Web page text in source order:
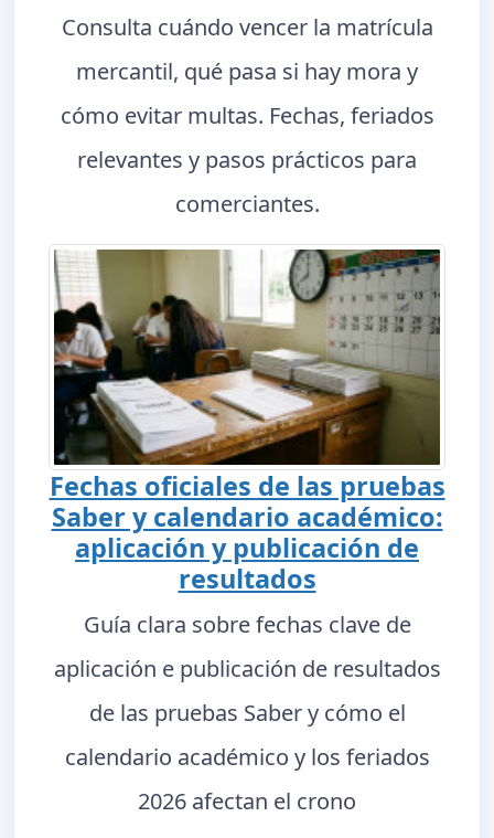
Consulta cuándo vencer la matrícula
mercantil, qué pasa si hay mora y
cómo evitar multas. Fechas, feriados
relevantes y pasos prácticos para
comerciantes.
Fechas oficiales de las pruebas
Saber y calendario académico:
aplicación y publicación de
resultados
Guía clara sobre fechas clave de
aplicación e publicación de resultados
de las pruebas Saber y cómo el
calendario académico y los feriados
2026 afectan el crono